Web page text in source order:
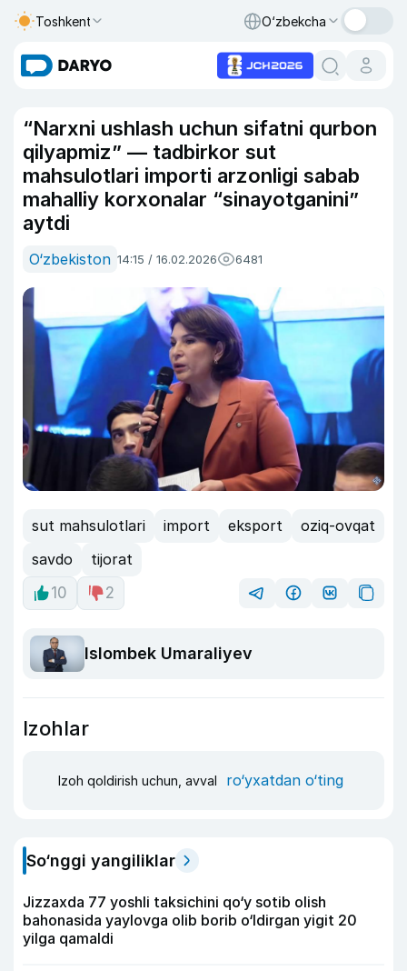
Toshkent O‘zbekcha
“Narxni ushlash uchun sifatni qurbon
qilyapmiz” — tadbirkor sut
mahsulotlari importi arzonligi sabab
mahalliy korxonalar “sinayotganini”
aytdi
O‘zbekiston 14:15 / 16.02.2026 6481
sut mahsulotlari import eksport
oziq-ovqat
savdo
tijorat
10
2
Islombek Umaraliyev
Izohlar
Izoh qoldirish uchun, avval ro‘yxatdan o‘ting
So‘nggi yangiliklar
Jizzaxda 77 yoshli taksichini qo‘y sotib olish
bahonasida yaylovga olib borib o‘ldirgan yigit 20
yilga qamaldi